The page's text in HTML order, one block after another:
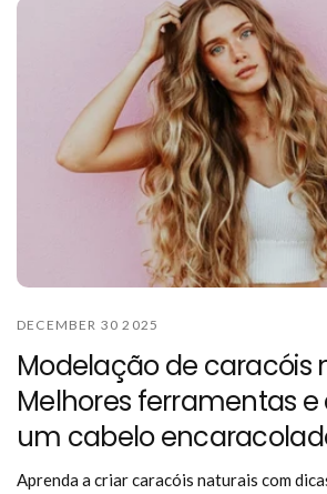
DECEMBER 30 2025
Modelação de caracóis
Melhores ferramentas
um cabelo
Aprenda a criar caracóis naturais com